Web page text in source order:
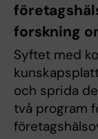
forskning
Syftet med
och sprida
två program